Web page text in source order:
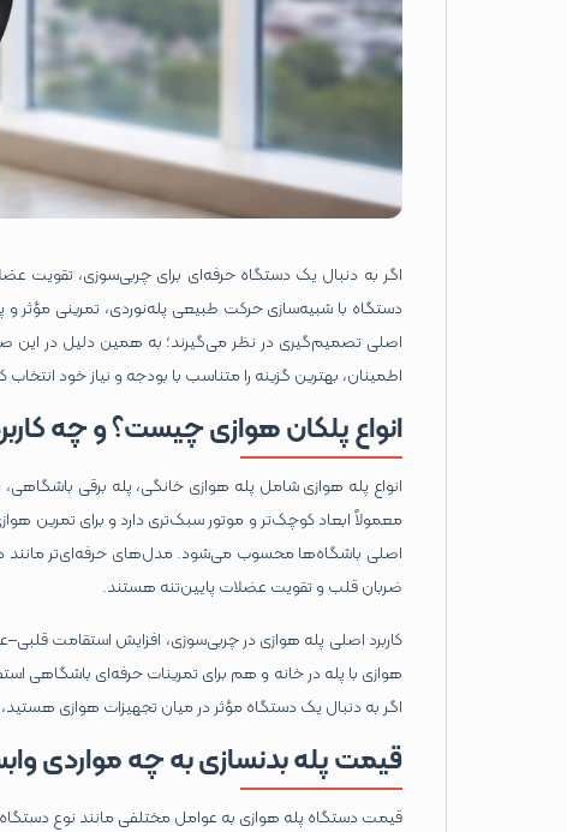
اگر به دنبال یک دستگاه حرفه‌ای برای چربی‌سوزی، تقویت
دستگاه با شبیه‌سازی حرکت طبیعی پله‌نوردی، تمرینی مؤثر و
اصلی تصمیم‌گیری در نظر می‌گیرند؛ به همین دلیل در این
اطمینان، بهترین گزینه را متناسب با بودجه و نیاز خود انتخاب
انواع پلکان هوازی چیست؟ و چه
انواع پله هوازی شامل پله هوازی خانگی، پله برقی
معمولاً ابعاد کوچک‌تر و موتور سبک‌تری دارد و برای تمرین
اصلی باشگاه‌ها محسوب می‌شود. مدل‌های حرفه‌ای‌تر مانند
ضربان قلب و تقویت عضلات پایین‌تنه هستند.
کاربرد اصلی پله هوازی در چربی‌سوزی، افزایش استقامت
هوازی با پله در خانه و هم برای تمرینات حرفه‌ای باشگاهی
اگر به دنبال یک دستگاه مؤثر در میان تجهیزات هوازی
قیمت پله بدنسازی به چه مواردی
قیمت دستگاه پله هوازی به عوامل مختلفی مانند نوع